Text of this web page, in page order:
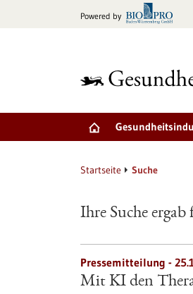
Powered by
Startseite Suche
Ihre Suche
Pressemitteilung -
Mit KI den